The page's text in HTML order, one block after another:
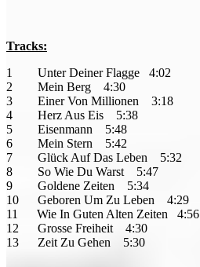
Tracks:
1 Unter Deiner Flagge 4:02
2 Mein Berg 4:30
3 Einer Von Millionen 3:18
4 Herz Aus Eis 5:38
5 Eisenmann 5:48
6 Mein Stern 5:42
7 Glück Auf Das Leben 5:32
8 So Wie Du Warst 5:47
9 Goldene Zeiten 5:34
10 Geboren Um Zu Leben 4:29
11 Wie In Guten Alten Zeiten 4:56
12 Grosse Freiheit 4:30
13 Zeit Zu Gehen 5:30